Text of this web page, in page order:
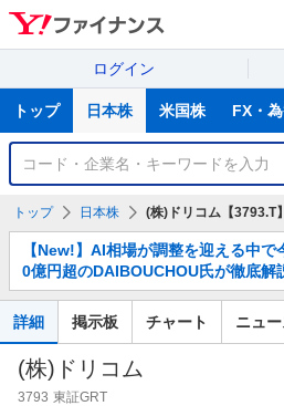
ログイン
サ
トップ 日本株 米国株 FX・
銘
検
トップ 日本株 (株)ドリコム【3793.T】
知
ら
せ
【New!】AI相場が調整を迎える中
0億円超のDAIBOUCHOU氏が徹底解
詳細 掲示板 チャート ニュ
(株)ドリコム
3793 東証GRT